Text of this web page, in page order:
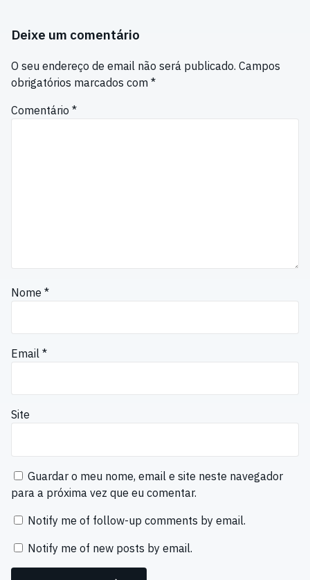
Deixe um comentário
O seu endereço de email não será publicado. Campos
obrigatórios marcados com *
Comentário *
Nome *
Email *
Site
Guardar o meu nome, email e site neste navegador
para a próxima vez que eu comentar.
Notify me of follow-up comments by email.
Notify me of new posts by email.